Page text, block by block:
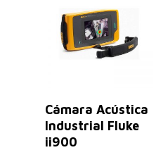
hasta
2.120,00 €
Cámara Acústica
Industrial Fluke
ii900